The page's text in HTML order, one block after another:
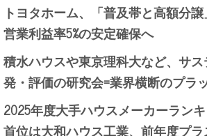
トヨタホーム、「普及帯と高額分
営業利益率5%の安定確保へ
積水ハウスや東京理科大など、サ
発・評価の研究会=業界横断のプラ
2025年度大手ハウスメーカーラン
首位は大和ハウス工業、前年度プ